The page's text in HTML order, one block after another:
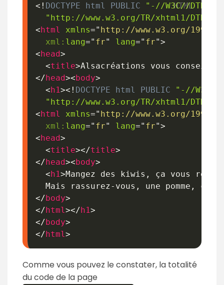
<! DOCTYPE html PUBLIC
"-//W3C//DTD
"http://www.w3.org/TR/xhtml1/DTD/
<html xmlns=" http://www.w3.org/1999/
xml: lang=" fr" lang=" fr">
<head>
<title>Alsacréations vous conseille
</head><body>
<h1><! DOCTYPE html PUBLIC
"-//W3C//
"http://www.w3.org/TR/xhtml1/DTD/
<html xmlns=" http://www.w3.org/1999/
xml: lang=" fr" lang=" fr">
<head>
<title></title>
</head><body>
<h1>Mangez des kiwis, ça vous
Mais rassurez-vous, une pomme, ça
</body>
</html ></h1>
</body>
</html >
Comme vous pouvez le constater, la totalité
du code de la page